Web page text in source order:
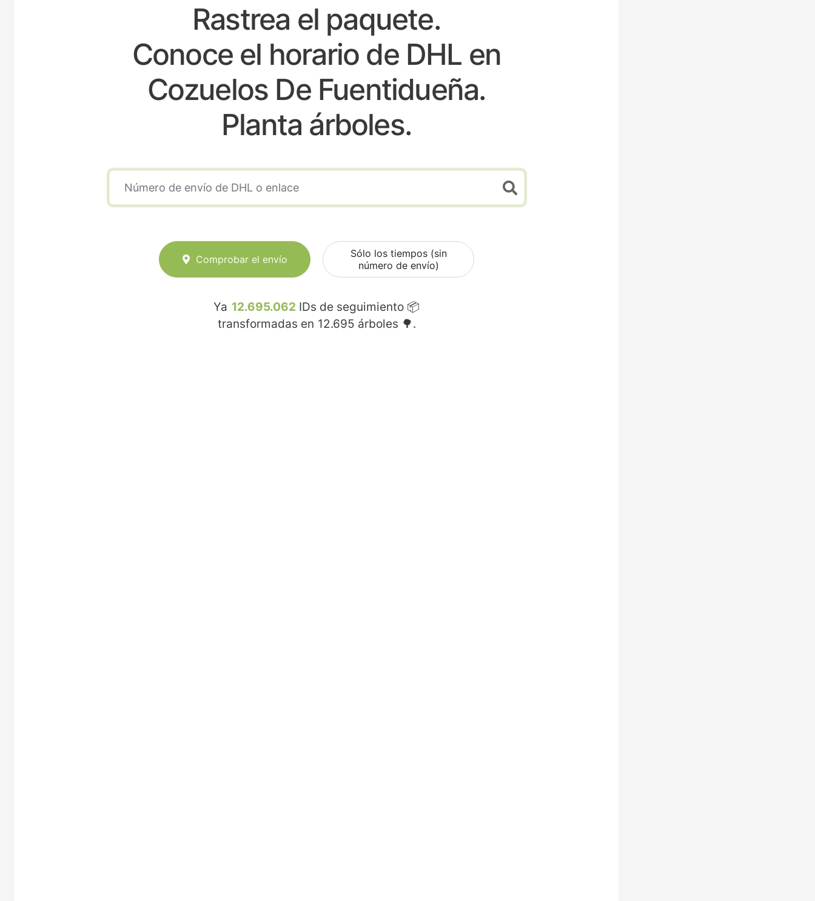
Rastrea el paquete.
Conoce el horario de DHL en
Cozuelos De Fuentidueña.
Planta árboles.
Comprobar el envío
Sólo los tiempos (sin
número de envío)
Ya 12.695.062 IDs de seguimiento 📦
transformadas en 12.695 árboles 🌳.